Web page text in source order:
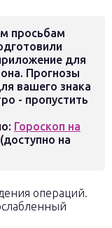
просьбам
для
Прогнозы
вашего знака
- пропустить
Гороскоп на
(доступно на
операций.